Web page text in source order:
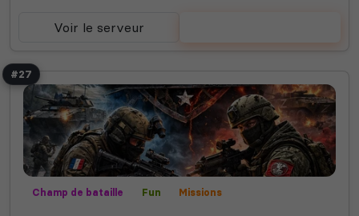
Voir le serveur
#27
Champ de bataille Fun
Missions